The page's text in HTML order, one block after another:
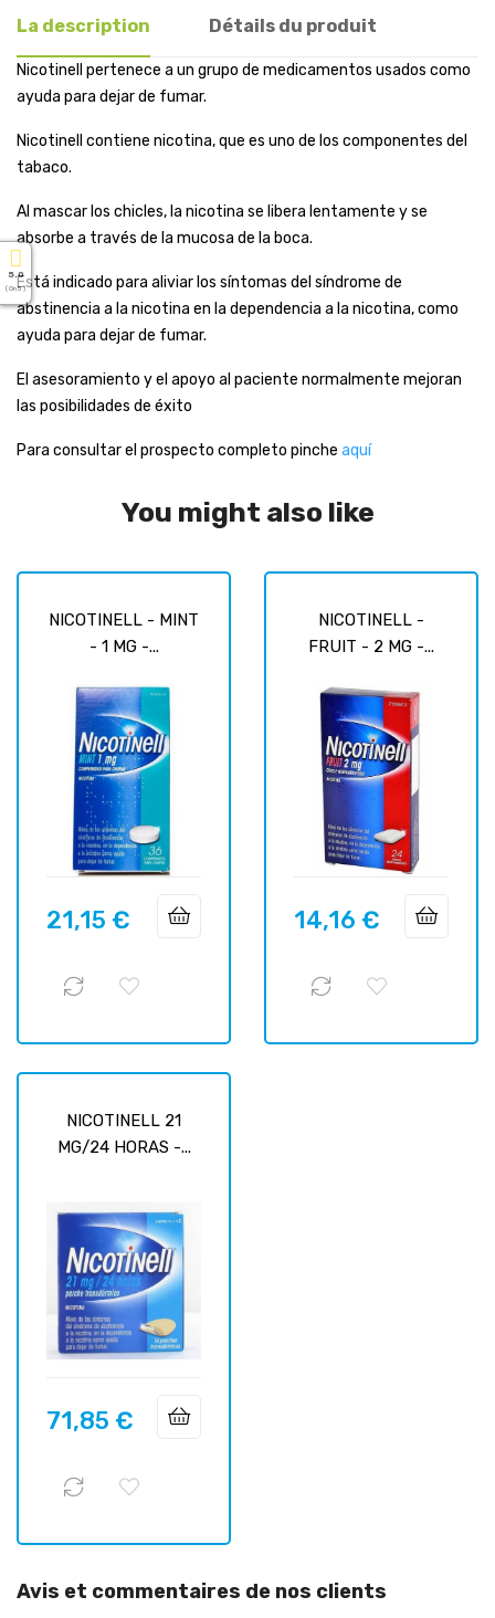
La description Détails du produit
Nicotinell pertenece a un grupo de medicamentos usados como
ayuda para dejar de fumar.
Nicotinell contiene nicotina, que es uno de los componentes del
tabaco.
Al mascar los chicles, la nicotina se libera lentamente y se
absorbe a través de la mucosa de la boca.
Está indicado para aliviar los síntomas del síndrome de
abstinencia a la nicotina en la dependencia a la nicotina, como
ayuda para dejar de fumar.
El asesoramiento y el apoyo al paciente normalmente mejoran
las posibilidades de éxito
Para consultar el prospecto completo pinche aquí
You might also like
NICOTINELL - MINT
- 1 MG -...
Prix
21,15 €
NICOTINELL -
FRUIT - 2 MG -...
Prix
14,16 €
NICOTINELL 21
MG/24 HORAS -...
Prix
71,85 €
Avis et commentaires de nos clients
5.0
( On 5 )